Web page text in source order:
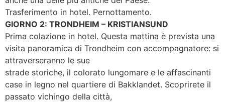
Trasferimento in hotel. Pernottamento.
GIORNO 2: TRONDHEIM – KRISTIANSUND
Prima colazione in hotel. Questa mattina è prevista una
visita panoramica di Trondheim con accompagnatore: si
attraverseranno le sue
strade storiche, il colorato lungomare e le affascinanti
case in legno nel quartiere di Bakklandet. Scoprirete il
passato vichingo della città,